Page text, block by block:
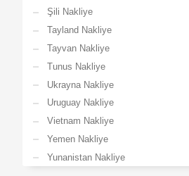
Şili Nakliye
Tayland Nakliye
Tayvan Nakliye
Tunus Nakliye
Ukrayna Nakliye
Uruguay Nakliye
Vietnam Nakliye
Yemen Nakliye
Yunanistan Nakliye